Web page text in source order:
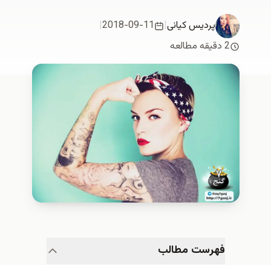
پردیس کیانی|
2018-09-11
|
2 دقیقه مطالعه
فهرست مطالب